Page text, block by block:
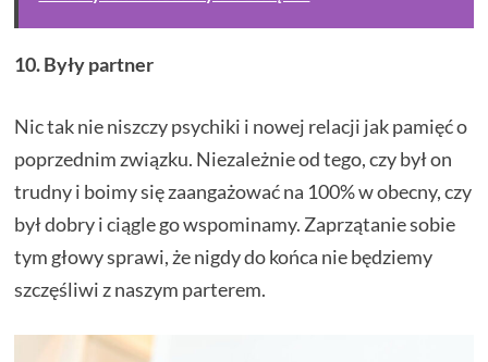
10. Były partner
Nic tak nie niszczy psychiki i nowej relacji jak pamięć o
poprzednim związku. Niezależnie od tego, czy był on
trudny i boimy się zaangażować na 100% w obecny, czy
był dobry i ciągle go wspominamy. Zaprzątanie sobie
tym głowy sprawi, że nigdy do końca nie będziemy
szczęśliwi z naszym parterem.